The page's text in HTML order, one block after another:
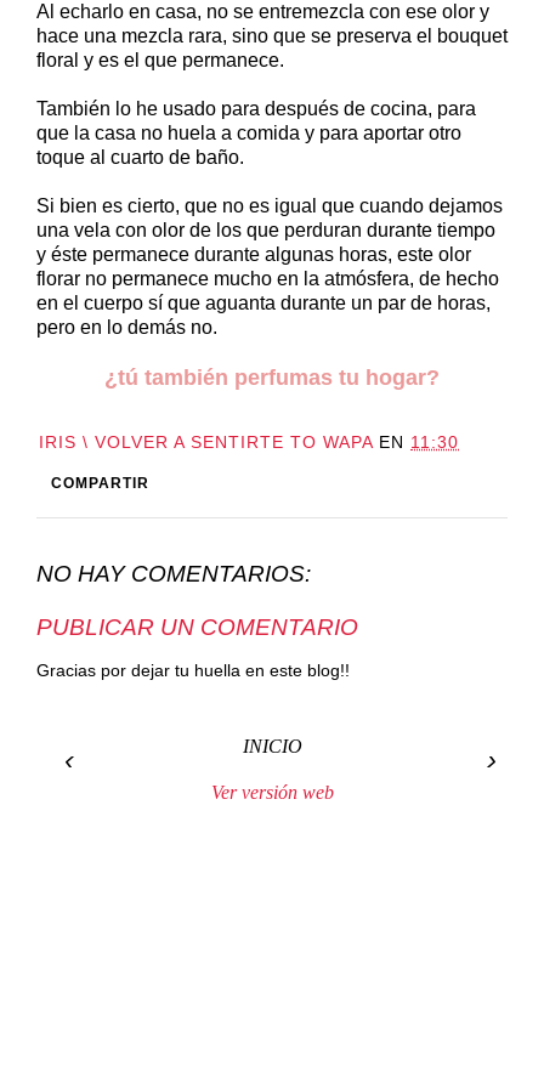
Al echarlo en casa, no se entremezcla con ese olor y
hace una mezcla rara, sino que se preserva el bouquet
floral y es el que permanece.
También lo he usado para después de cocina, para
que la casa no huela a comida y para aportar otro
toque al cuarto de baño.
Si bien es cierto, que no es igual que cuando dejamos
una vela con olor de los que perduran durante tiempo
y éste permanece durante algunas horas, este olor
florar no permanece mucho en la atmósfera, de hecho
en el cuerpo sí que aguanta durante un par de horas,
pero en lo demás no.
¿tú también perfumas tu hogar?
IRIS \ VOLVER A SENTIRTE TO WAPA EN 11:30
COMPARTIR
NO HAY COMENTARIOS:
PUBLICAR UN COMENTARIO
Gracias por dejar tu huella en este blog!!
‹ ›
INICIO
Ver versión web